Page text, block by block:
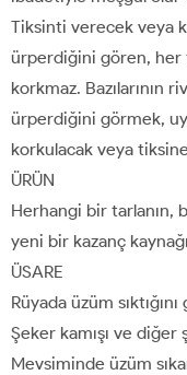
Tiksinti verecek veya
ürperdiğini gören, her
korkmaz. Bazılarının
ürperdiğini görmek,
korkulacak veya
ÜRÜN
Herhangi bir tarlanın,
yeni bir kazanç
ÜSARE
Rüyada üzüm
Şeker kamışı ve diğer
Mevsiminde üzüm